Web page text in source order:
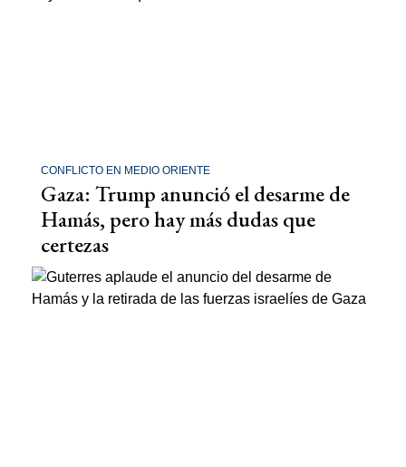
CONFLICTO EN MEDIO ORIENTE
Gaza: Trump anunció el desarme de
Hamás, pero hay más dudas que
certezas